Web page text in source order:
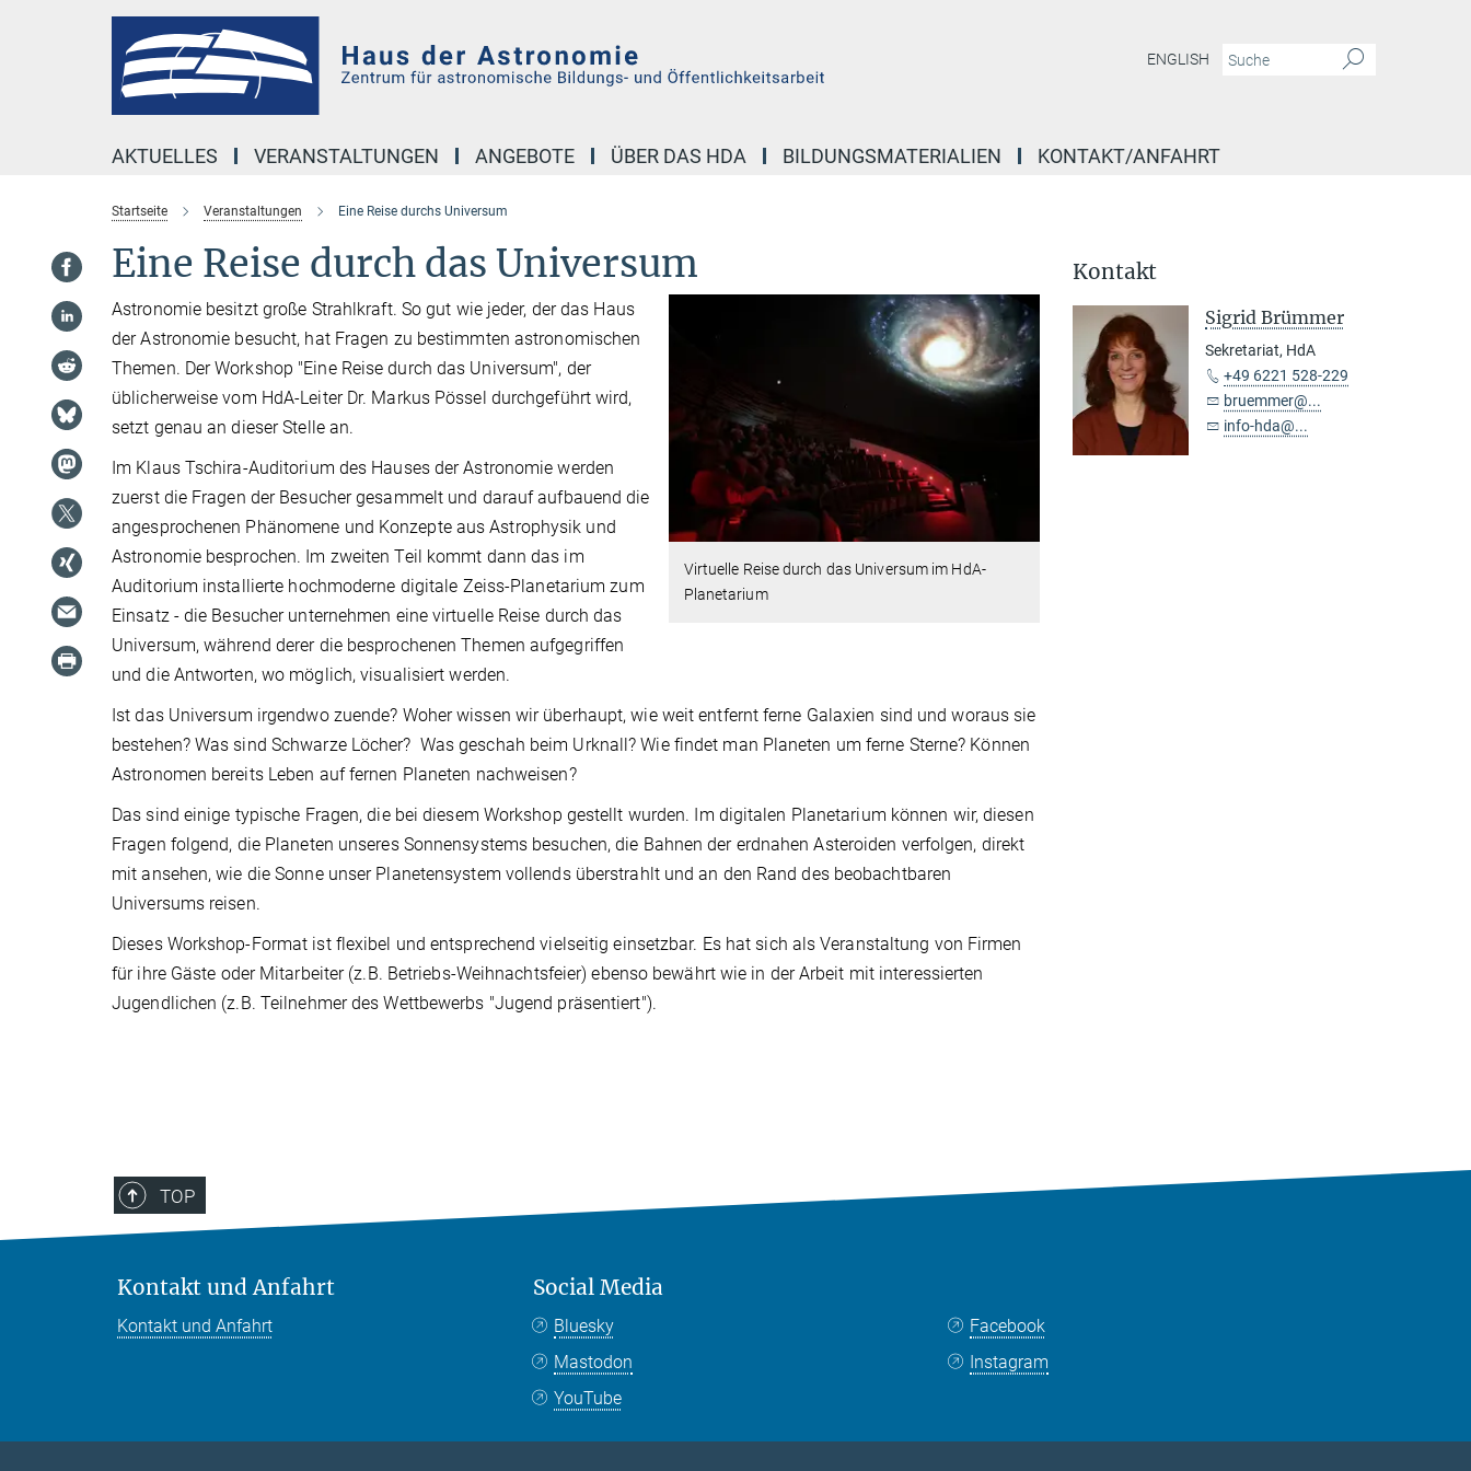
ENGLISH
AKTUELLES VERANSTALTUNGEN ANGEBOTE ÜBER DAS HDA BILDUNGSMATERIALIEN KONTAKT/ANFAHRT
Startseite Veranstaltungen Eine Reise durchs Universum
Eine Reise durch das Universum
Virtuelle Reise durch das Universum im HdA-
Planetarium
Astronomie besitzt große Strahlkraft. So gut wie jeder, der das Haus
der Astronomie besucht, hat Fragen zu bestimmten astronomischen
Themen. Der Workshop "Eine Reise durch das Universum", der
üblicherweise vom HdA-Leiter Dr. Markus Pössel durchgeführt wird,
setzt genau an dieser Stelle an.
Im Klaus Tschira-Auditorium des Hauses der Astronomie werden
zuerst die Fragen der Besucher gesammelt und darauf aufbauend die
angesprochenen Phänomene und Konzepte aus Astrophysik und
Astronomie besprochen. Im zweiten Teil kommt dann das im
Auditorium installierte hochmoderne digitale Zeiss-Planetarium zum
Einsatz - die Besucher unternehmen eine virtuelle Reise durch das
Universum, während derer die besprochenen Themen aufgegriffen
und die Antworten, wo möglich, visualisiert werden.
Ist das Universum irgendwo zuende? Woher wissen wir überhaupt, wie weit entfernt ferne Galaxien sind und woraus sie
bestehen? Was sind Schwarze Löcher? Was geschah beim Urknall? Wie findet man Planeten um ferne Sterne? Können
Astronomen bereits Leben auf fernen Planeten nachweisen?
Das sind einige typische Fragen, die bei diesem Workshop gestellt wurden. Im digitalen Planetarium können wir, diesen
Fragen folgend, die Planeten unseres Sonnensystems besuchen, die Bahnen der erdnahen Asteroiden verfolgen, direkt
mit ansehen, wie die Sonne unser Planetensystem vollends überstrahlt und an den Rand des beobachtbaren
Universums reisen.
Dieses Workshop-Format ist flexibel und entsprechend vielseitig einsetzbar. Es hat sich als Veranstaltung von Firmen
für ihre Gäste oder Mitarbeiter (z.B. Betriebs-Weihnachtsfeier) ebenso bewährt wie in der Arbeit mit interessierten
Jugendlichen (z.B. Teilnehmer des Wettbewerbs "Jugend präsentiert").
Kontakt
Sigrid Brümmer
Sekretariat, HdA
+49 6221 528-229
bruemmer@...
info-hda@...
TOP
Kontakt und Anfahrt
Kontakt und Anfahrt
Social Media
Bluesky
Mastodon
YouTube
Facebook
Instagram